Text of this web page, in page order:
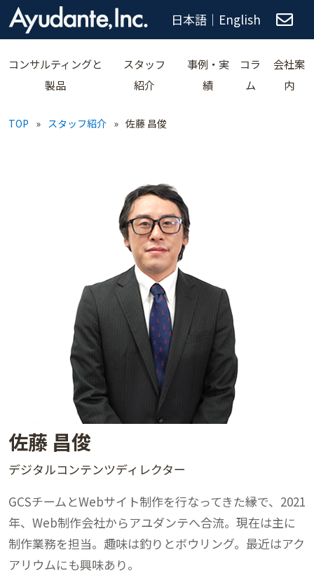
日本語 ｜ English
コンサルティングと
製品
スタッフ
紹介
事例・実
績
コラ
ム
会社案
内
TOP » スタッフ紹介 » 佐藤 昌俊
佐藤 昌俊
デジタルコンテンツディレクター
GCSチームとWebサイト制作を行なってきた縁で、2021
年、Web制作会社からアユダンテへ合流。現在は主に
制作業務を担当。趣味は釣りとボウリング。最近はアク
アリウムにも興味あり。